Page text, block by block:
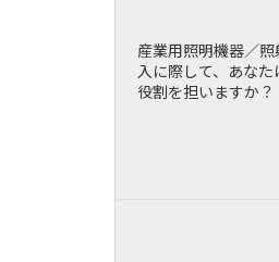
産業用照明機器／
入に際して、あな
役割を担いますか？